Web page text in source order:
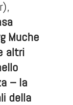
Muche
altri
– la
della